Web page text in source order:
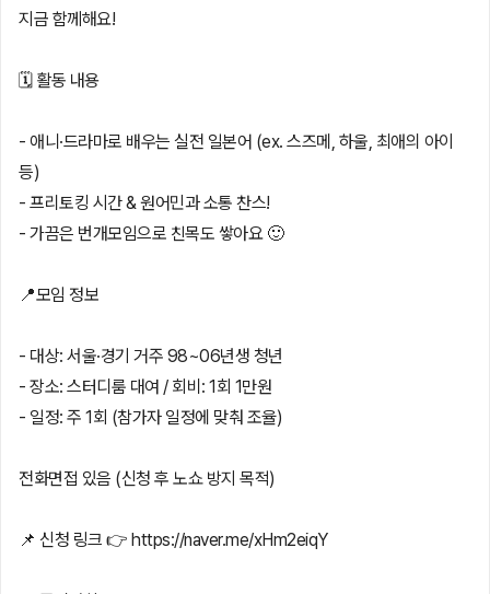
지금 함께해요!
🗓️ 활동 내용
- 애니·드라마로 배우는 실전 일본어 (ex. 스즈메, 하울, 최애의 아이
등)
- 프리토킹 시간 & 원어민과 소통 찬스!
- 가끔은 번개모임으로 친목도 쌓아요 🙂
📍모임 정보
- 대상: 서울·경기 거주 98~06년생 청년
- 장소: 스터디룸 대여 / 회비: 1회 1만원
- 일정: 주 1회 (참가자 일정에 맞춰 조율)
전화면접 있음 (신청 후 노쇼 방지 목적)
📌 신청 링크 👉 https://naver.me/xHm2eiqY